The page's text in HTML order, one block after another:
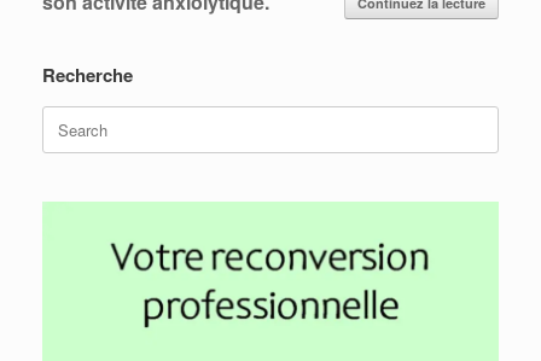
Recherche
Search
for: